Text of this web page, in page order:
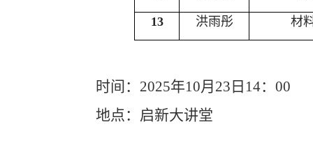
13 洪雨彤 材
时间： 2025年10月23日14：00
地点：启新大讲堂